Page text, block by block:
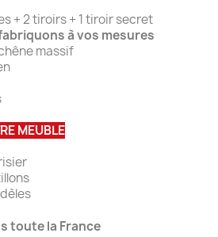
+ 2 tiroirs + 1 tiroir secret
à vos mesures
massif
MEUBLE
toute la France